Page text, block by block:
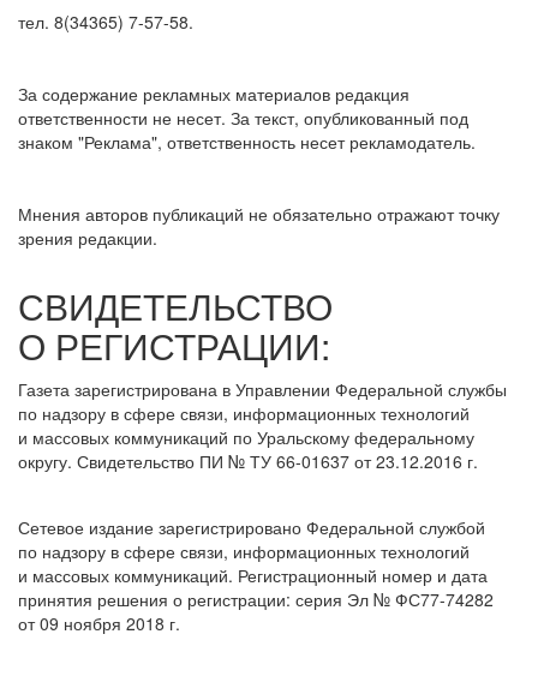
тел. 8(34365) 7-57-58.
За содержание рекламных материалов редакция
ответственности не несет. За текст, опубликованный под
знаком "Реклама", ответственность несет рекламодатель.
Мнения авторов публикаций не обязательно отражают точку
зрения редакции.
СВИДЕТЕЛЬСТВО
О РЕГИСТРАЦИИ:
Газета зарегистрирована в Управлении Федеральной службы
по надзору в сфере связи, информационных технологий
и массовых коммуникаций по Уральскому федеральному
округу. Свидетельство ПИ № ТУ 66-01637 от 23.12.2016 г.
Сетевое издание зарегистрировано Федеральной службой
по надзору в сфере связи, информационных технологий
и массовых коммуникаций. Регистрационный номер и дата
принятия решения о регистрации: серия Эл № ФС77-74282
от 09 ноября 2018 г.